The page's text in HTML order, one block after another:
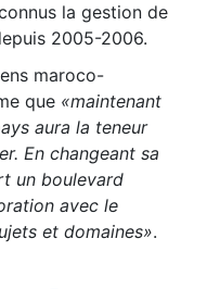
la gestion de
2005-2006.
maroco-
que «maintenant
aura la teneur
En changeant sa
un boulevard
avec le
et domaines».